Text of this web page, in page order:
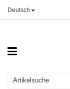
Deutsch